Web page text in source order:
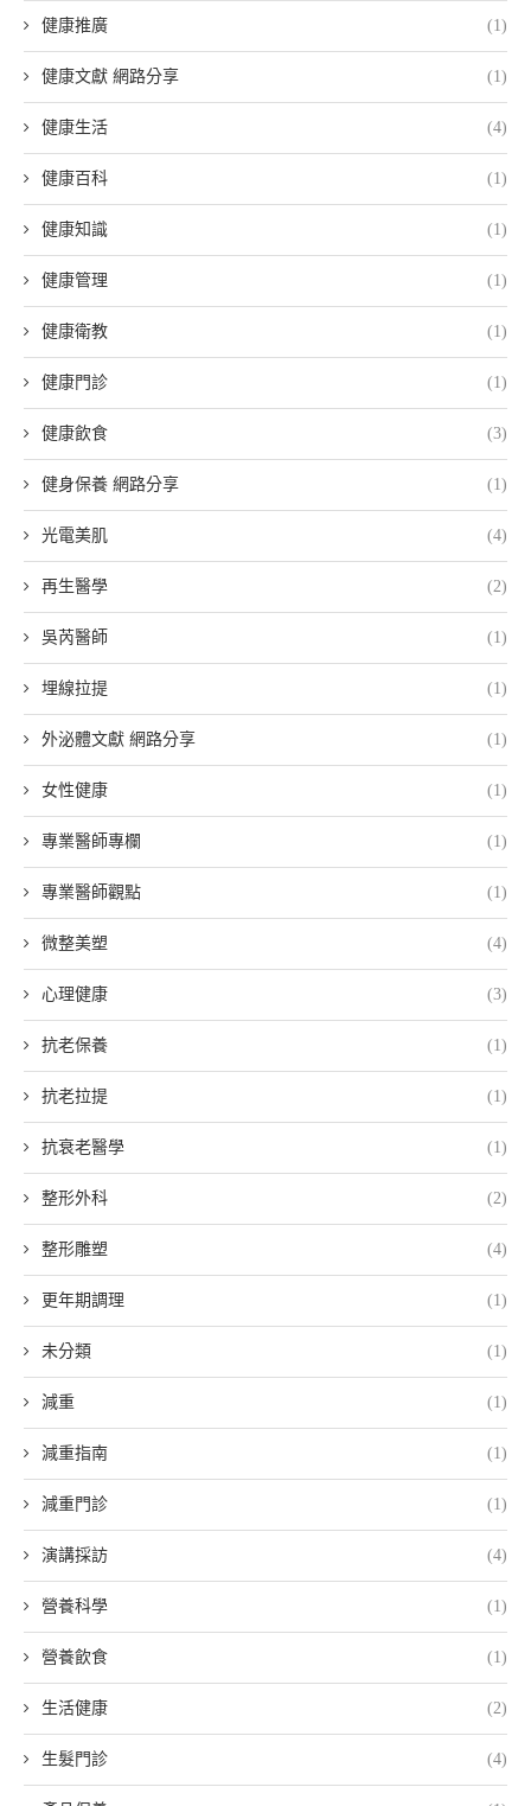
健康推廣 (1)
健康文獻 網路分享 (1)
健康生活 (4)
健康百科 (1)
健康知識 (1)
健康管理 (1)
健康衛教 (1)
健康門診 (1)
健康飲食 (3)
健身保養 網路分享 (1)
光電美肌 (4)
再生醫學 (2)
吳芮醫師 (1)
埋線拉提 (1)
外泌體文獻 網路分享 (1)
女性健康 (1)
專業醫師專欄 (1)
專業醫師觀點 (1)
微整美塑 (4)
心理健康 (3)
抗老保養 (1)
抗老拉提 (1)
抗衰老醫學 (1)
整形外科 (2)
整形雕塑 (4)
更年期調理 (1)
未分類 (1)
減重 (1)
減重指南 (1)
減重門診 (1)
演講採訪 (4)
營養科學 (1)
營養飲食 (1)
生活健康 (2)
生髮門診 (4)